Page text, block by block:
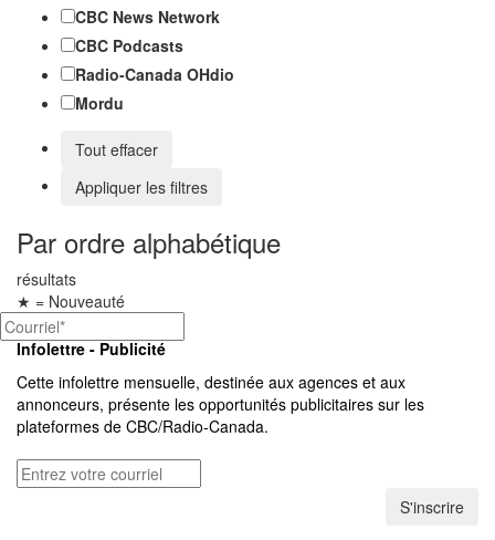
CBC News Network
CBC Podcasts
Radio-Canada OHdio
Mordu
Tout effacer
Appliquer les filtres
Par ordre alphabétique
résultats
★ = Nouveauté
Infolettre - Publicité
Cette infolettre mensuelle, destinée aux agences et aux
annonceurs, présente les opportunités publicitaires sur les
plateformes de CBC/Radio-Canada.
S'inscrire